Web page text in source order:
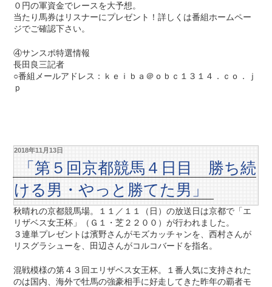
０円の軍資金でレースを大予想。
当たり馬券はリスナーにプレゼント！詳しくは番組ホームペー
ジでご確認下さい。
④サンスポ特選情報
長田良三記者
○番組メールアドレス：ｋｅｉｂａ＠ｏｂｃ１３１４．ｃｏ．ｊ
ｐ
2018年11月13日
「第５回京都競馬４日目 勝ち続
ける男・やっと勝てた男」
秋晴れの京都競馬場。１１／１１（日）の放送日は京都で「エ
リザベス女王杯」（Ｇ１・芝２２００）が行われました。
３連単プレゼントは濱野さんがモズカッチャンを、西村さんが
リスグラシューを、田辺さんがコルコバードを指名。
混戦模様の第４３回エリザベス女王杯。１番人気に支持された
のは国内、海外で牡馬の強豪相手に好走してきた昨年の覇者モ